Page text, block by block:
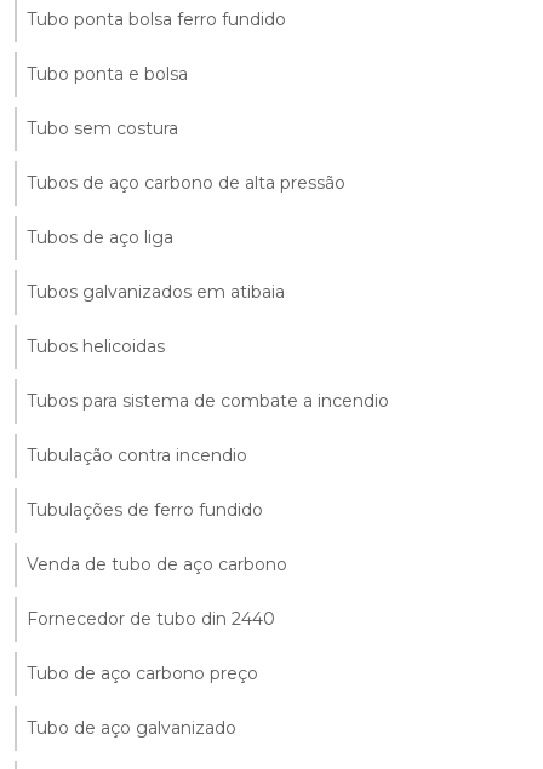
Tubo ponta bolsa ferro fundido
Tubo ponta e bolsa
Tubo sem costura
Tubos de aço carbono de alta pressão
Tubos de aço liga
Tubos galvanizados em atibaia
Tubos helicoidas
Tubos para sistema de combate a incendio
Tubulação contra incendio
Tubulações de ferro fundido
Venda de tubo de aço carbono
Fornecedor de tubo din 2440
Tubo de aço carbono preço
Tubo de aço galvanizado